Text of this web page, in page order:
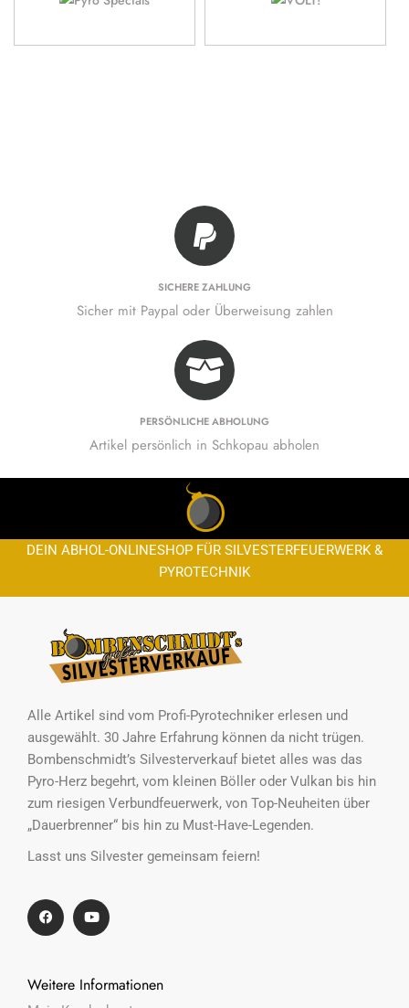
SICHERE ZAHLUNG
Sicher mit Paypal oder Überweisung zahlen
PERSÖNLICHE ABHOLUNG
Artikel persönlich in Schkopau abholen
DEIN ABHOL-ONLINESHOP FÜR SILVESTERFEUERWERK &
PYROTECHNIK
Alle Artikel sind vom Profi-Pyrotechniker erlesen und
ausgewählt. 30 Jahre Erfahrung können da nicht trügen.
Bombenschmidt’s Silvesterverkauf bietet alles was das
Pyro-Herz begehrt, vom kleinen Böller oder Vulkan bis hin
zum riesigen Verbundfeuerwerk, von Top-Neuheiten über
„Dauerbrenner“ bis hin zu Must-Have-Legenden.
Lasst uns Silvester gemeinsam feiern!
Weitere Informationen